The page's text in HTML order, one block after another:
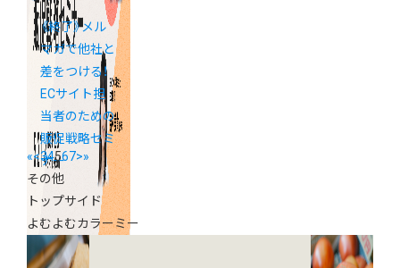
《終了》メル
マガで他社と
差をつける！
ECサイト担
当者のための
販促戦略セミ
ナー
«<34567>»
その他
トップサイド
よむよむカラーミー